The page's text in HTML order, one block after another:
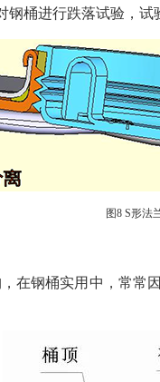
钢桶进行跌落试验，
图8 S形法
在钢桶实用中，常常